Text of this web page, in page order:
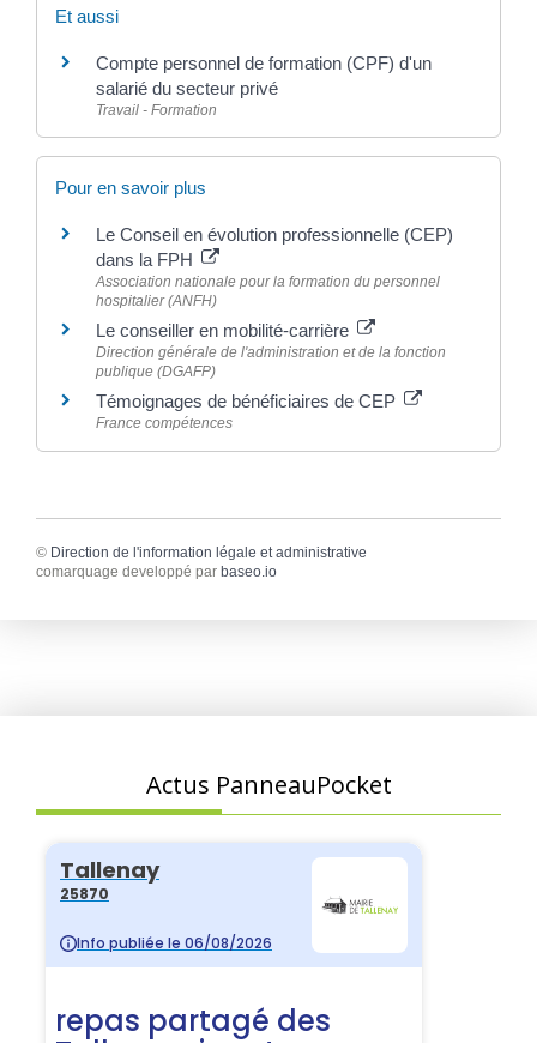
Et aussi
Compte personnel de formation (CPF) d'un
salarié du secteur privé
Travail - Formation
Pour en savoir plus
Le Conseil en évolution professionnelle (CEP)
dans la FPH
Association nationale pour la formation du personnel
hospitalier (ANFH)
Le conseiller en mobilité-carrière
Direction générale de l'administration et de la fonction
publique (DGAFP)
Témoignages de bénéficiaires de CEP
France compétences
© Direction de l'information légale et administrative
comarquage developpé par baseo.io
Actus PanneauPocket